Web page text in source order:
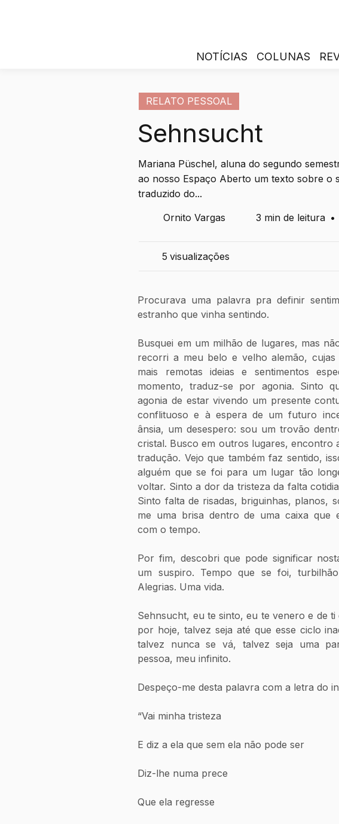
NOTÍCIAS COLUNAS
RELATO PESSOAL
Sehnsucht
Mariana Püschel, aluna do segundo
ao nosso Espaço Aberto um texto sobre o
traduzido do...
Ornito Vargas
3 min de leitura •
5 visualizações
Procurava uma palavra pra definir
estranho que vinha sentindo.
Busquei em um milhão de lugares, mas
recorri a meu belo e velho alemão, cujas
mais remotas ideias e sentimentos
momento, traduz-se por agonia. Sinto
agonia de estar vivendo um presente
conflituoso e à espera de um futuro
ânsia, um desespero: sou um trovão
cristal. Busco em outros lugares, encontro
tradução. Vejo que também faz sentido,
alguém que se foi para um lugar tão
voltar. Sinto a dor da tristeza da falta
Sinto falta de risadas, briguinhas, planos,
me uma brisa dentro de uma caixa que
com o tempo.
Por fim, descobri que pode significar
um suspiro. Tempo que se foi,
Alegrias. Uma vida.
Sehnsucht, eu te sinto, eu te venero e de ti
por hoje, talvez seja até que esse ciclo
talvez nunca se vá, talvez seja uma
pessoa, meu infinito.
Despeço-me desta palavra com a letra do
“Vai minha tristeza
E diz a ela que sem ela não pode ser
Diz-lhe numa prece
Que ela regresse